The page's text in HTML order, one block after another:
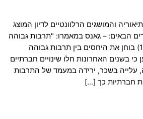
התיאוריה והמושגים הרלוונטיים לדיון המוצג
הבאים: – גאנס במאמרו: "תרבות גבוהה
ותרבות פופולארית" (1999) בוחן את היחסים בין תרבות גבוהה
כי בשנים האחרונות חלו שינויים חברתיים
עלייה בשכר, ירידה במעמד של התרבות
חברתיות כך […]